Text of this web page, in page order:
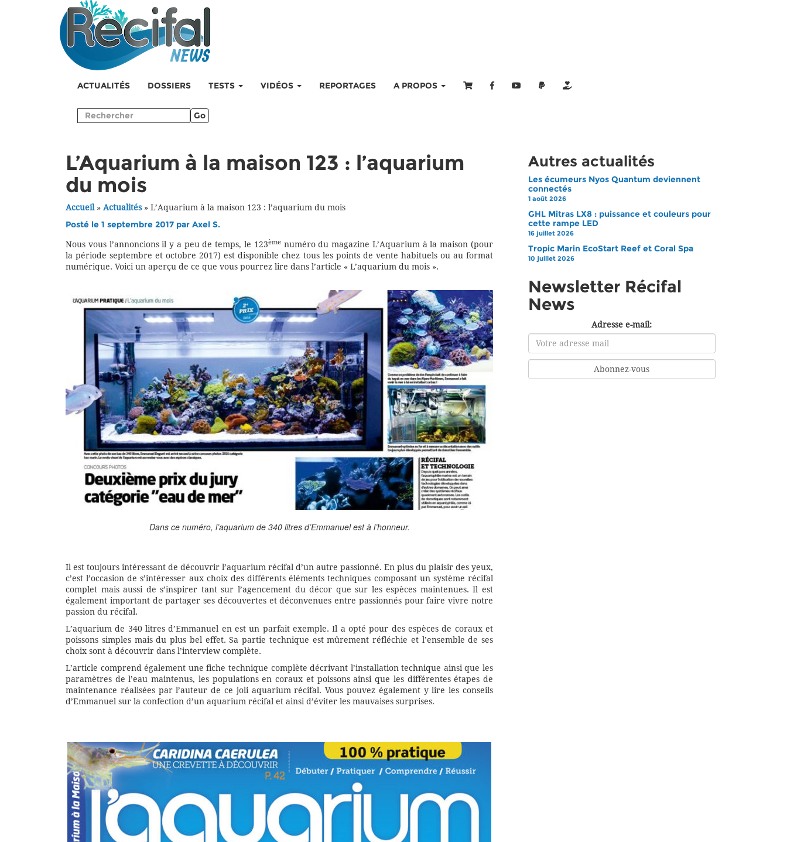
ACTUALITÉS DOSSIERS TESTS VIDÉOS REPORTAGES A PROPOS
Go
L’Aquarium à la maison 123 : l’aquarium
du mois
Accueil» Actualités» L’Aquarium à la maison 123 : l’aquarium du mois
Posté le 1 septembre 2017 par Axel S.
Nous vous l’annoncions il y a peu de temps, le 123èmenuméro du magazine L’Aquarium à la maison (pour
la période septembre et octobre 2017) est disponible chez tous les points de vente habituels ou au format
numérique. Voici un aperçu de ce que vous pourrez lire dans l’article « L’aquarium du mois ».
Dans ce numéro, l’aquarium de 340 litres d’Emmanuel est à l’honneur.
Il est toujours intéressant de découvrir l’aquarium récifal d’un autre passionné. En plus du plaisir des yeux,
c’est l’occasion de s’intéresser aux choix des différents éléments techniques composant un système récifal
complet mais aussi de s’inspirer tant sur l’agencement du décor que sur les espèces maintenues. Il est
également important de partager ses découvertes et déconvenues entre passionnés pour faire vivre notre
passion du récifal.
L’aquarium de 340 litres d’Emmanuel en est un parfait exemple. Il a opté pour des espèces de coraux et
poissons simples mais du plus bel effet. Sa partie technique est mûrement réfléchie et l’ensemble de ses
choix sont à découvrir dans l’interview complète.
L’article comprend également une fiche technique complète décrivant l’installation technique ainsi que les
paramètres de l’eau maintenus, les populations en coraux et poissons ainsi que les différentes étapes de
maintenance réalisées par l’auteur de ce joli aquarium récifal. Vous pouvez également y lire les conseils
d’Emmanuel sur la confection d’un aquarium récifal et ainsi d’éviter les mauvaises surprises.
Autres actualités
Les écumeurs Nyos Quantum deviennent
connectés
1 août 2026
GHL Mitras LX8 : puissance et couleurs pour
cette rampe LED
16 juillet 2026
Tropic Marin EcoStart Reef et Coral Spa
10 juillet 2026
Newsletter Récifal
News
Adresse e-mail: